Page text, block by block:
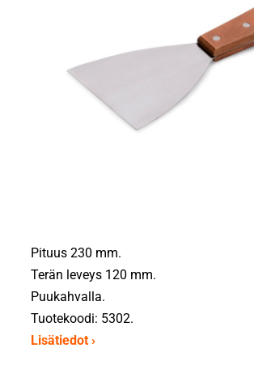
Pituus 230 mm.
Terän leveys 120 mm.
Puukahvalla.
Tuotekoodi: 5302.
Lisätiedot ›